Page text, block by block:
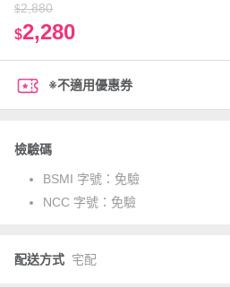
$2,880
$2,280
※不適用優惠券
檢驗碼
BSMI 字號： 免驗
NCC 字號： 免驗
配送方式 宅配